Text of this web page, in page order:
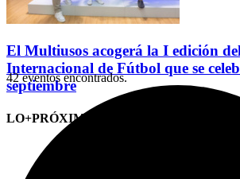
El Multiusos acogerá la I edición
Internacional de Fútbol que se
septiembre
LO+PRÓXIMO (CITAS)
42 eventos encontrados.